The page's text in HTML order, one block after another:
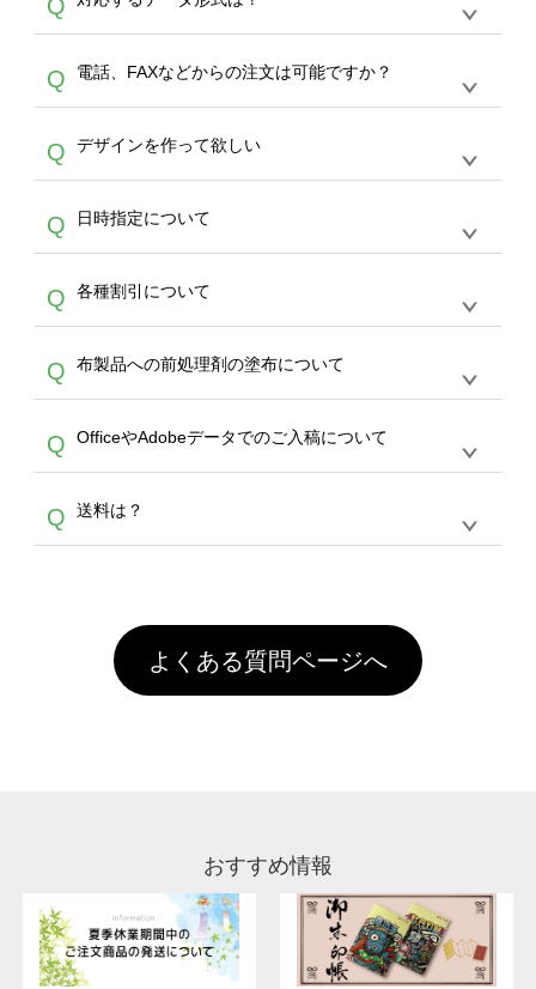
生産にて承っております。デザインツールから
デザインの作成から決済まで完了できます。
30枚以上やシルク印刷など、大口注文の場合
は、サポートが担当するエコバッグコンシェル
やタンブラーコンシェルをご利用ください。製
作する数量が多ければ多いほど、オンデマンド
サービスよりも低価格で製作することが可能で
す。
Q
A
ドできるデータ形式は、JPG / PNG / AI / PSD /
PDF 形式になります。データの最大サイズ
写真などもアップロード可能です。使用できな
い画像はエラーになります。（※ Illustratorか
らの直接入稿には対応していません。AIで保存
し、デザインツールからアップロードして下さ
い）
Q 電話、FAXなどからの注文は可能ですか？
A
文のみ受け付けております。30個以上のご製
作をお考えの方は、サポートが担当するエコバ
スをご利用頂ければ、電話やFAX、メールなど
でご注文が可能です。
Q デザインを作って欲しい
A
を作って欲しい。などの場合は、製作数量が
30個以上であれば、サポート担当が、デザイ
バッグコンシェル
サー
ビスをご利用ください。(※ 30個以下の場合
は、デザインツールをご利用ください)
Q 日時指定について
A
ん。発送後18時以降に配送業者・伝票番号を
メールでお知らせいたしますので、直接配送業
者にご連絡いただき調整をお願い致します。
Q 各種割引について
A
カート内で自動的に割引(最大50%)が適用され
ます。 【付与ポイント】購入金額の1％が1ポ
イントとして付与され、次回ご注文時に1ポイ
ント＝1円としてお使いいただけます。ポイン
トは発送完了の翌日に付与され、次回ご注文時
からご利用頂けます。ポイントの有効期限は一
年間です。【会員ランク】過去10カ月のご注
文回数により会員ランク割引(最大5%)が適用
頂いても、ログインがされていなければ、ラン
クにカウントがされません。
Q 布製品への前処理剤の塗布について
A
意点（前処理剤）】カラー生地（Tシャツのホ
ワイト、トートバッグのナチュラル、ホワイト
といって、プリントを定着させるための処理剤
を塗布しており、短納期・低価格で商品をお届
害な性質で、水洗いで落とすことが可能です。
お手数ですが、お客様ご自身にて着用前に落と
していただけますようお願いいたします。※1
通常注文・直送機能でのご注文に関わらず、前
Q OfficeやAdobeデータでのご入稿について
A
ません。いずれのデータも該当デザインのみ画
像(JPEG,PNG,GIF,PDF)に変換、またはAdobe
Q 送料は？
引」などによるお値引きで4,000円未満になる
場合は送料がかかりますので、ご注意くださ
い。
よくある質問ページへ
おすすめ情報